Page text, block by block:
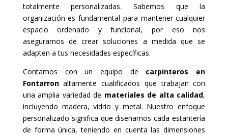
totalmente personalizadas. Sabemos que la
organización es fundamental para mantener cualquier
espacio ordenado y funcional, por eso nos
aseguramos de crear soluciones a medida que se
adapten a tus necesidades específicas.
Contamos con un equipo de carpinteros en
Fontarronaltamente cualificados que trabajan con
una amplia variedad de materiales de alta calidad,
incluyendo madera, vidrio y metal. Nuestro enfoque
personalizado significa que diseñamos cada estantería
de forma única, teniendo en cuenta las dimensiones